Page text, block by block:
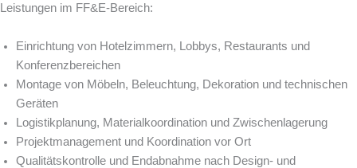
Leistungen im FF&E-Bereich:
Einrichtung von Hotelzimmern, Lobbys, Restaurants und
Konferenzbereichen
Montage von Möbeln, Beleuchtung, Dekoration und technischen
Geräten
Logistikplanung, Materialkoordination und Zwischenlagerung
Projektmanagement und Koordination vor Ort
Qualitätskontrolle und Endabnahme nach Design- und